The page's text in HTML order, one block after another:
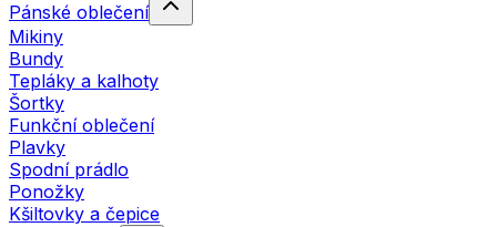
Pánské oblečení
Mikiny
Bundy
Tepláky a kalhoty
Šortky
Funkční oblečení
Plavky
Spodní prádlo
Ponožky
Kšiltovky a čepice